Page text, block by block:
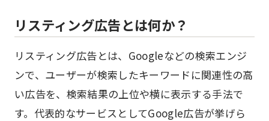
リスティング広告とは何か？
リスティング広告とは、Googleなどの検索エンジ
ンで、ユーザーが検索したキーワードに関連性の高
い広告を、検索結果の上位や横に表示する手法で
す。代表的なサービスとしてGoogle広告が挙げら